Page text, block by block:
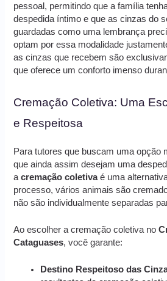
pessoal, permitindo que a família
despedida íntimo e que as cinzas do
guardadas como uma lembrança
optam por essa modalidade
as cinzas que recebem são
que oferece um conforto imenso
Cremação Coletiva: Uma
e Respeitosa
Para tutores que buscam uma opção
que ainda assim desejam uma
acremação coletivaé uma
processo, vários animais são
não são individualmente separadas
Ao escolher a cremação coletiva no
Cataguases, você garante:
Destino Respeitoso das